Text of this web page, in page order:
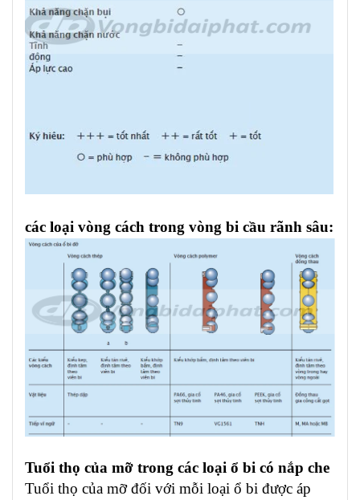
các loại vòng cách trong vòng bi cầu rãnh sâu:
Tuổi thọ của mỡ trong các loại ổ bi có nắp che
Tuổi thọ của mỡ đối với mỗi loại ổ bi được áp